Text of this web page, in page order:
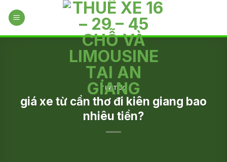
TIN TỨC
giá xe từ cần thơ đi kiên giang bao
nhiêu tiền?